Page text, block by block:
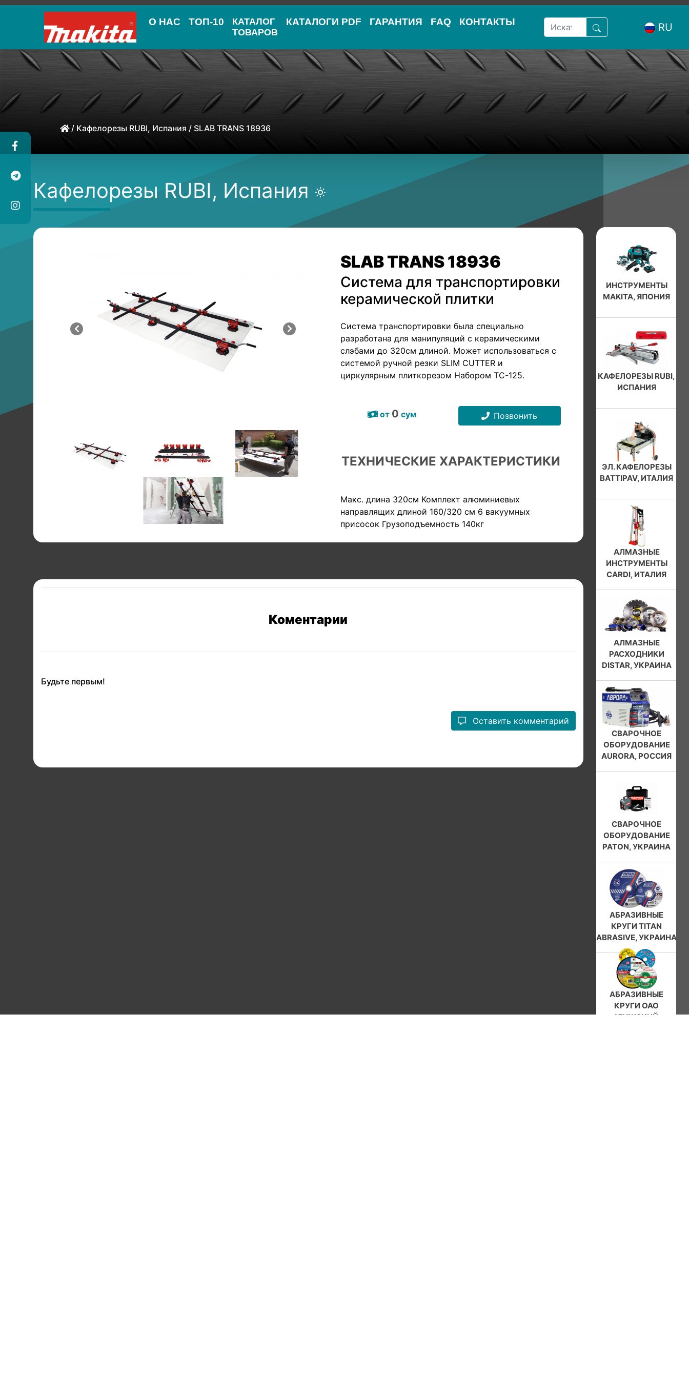
О НАС ТОП-10
КАТАЛОГ
ТОВАРОВ
КАТАЛОГИ PDF ГАРАНТИЯ FAQ КОНТАКТЫ RU
/ Кафелорезы RUBI, Испания / SLAB TRANS 18936
Кафелорезы RUBI, Испания
SLAB TRANS 18936
Система для транспортировки
керамической плитки
Система транспортировки была специально
разработана для манипуляций с керамическими
слэбами до 320см длиной. Может использоваться с
системой ручной резки SLIM CUTTER и
циркулярным плиткорезом Набором TC-125.
от 0 сум Позвонить
ТЕХНИЧЕСКИЕ ХАРАКТЕРИСТИКИ
Макс. длина 320см Комплект алюминиевых
направлящих длиной 160/320 см 6 вакуумных
присосок Грузоподъемность 140кг
Коментарии
Будьте первым!
Оставить комментарий
ИНСТРУМЕНТЫ
MAKITA, ЯПОНИЯ
КАФЕЛОРЕЗЫ RUBI,
ИСПАНИЯ
ЭЛ. КАФЕЛОРЕЗЫ
BATTIPAV, ИТАЛИЯ
АЛМАЗНЫЕ
ИНСТРУМЕНТЫ
CARDI, ИТАЛИЯ
АЛМАЗНЫЕ
РАСХОДНИКИ
DISTAR, УКРАИНА
СВАРОЧНОЕ
ОБОРУДОВАНИЕ
AURORA, РОССИЯ
СВАРОЧНОЕ
ОБОРУДОВАНИЕ
PATON, УКРАИНА
АБРАЗИВНЫЕ
КРУГИ TITAN
ABRASIVE, УКРАИНА
АБРАЗИВНЫЕ
КРУГИ ОАО
"ЛУЖСКИЙ